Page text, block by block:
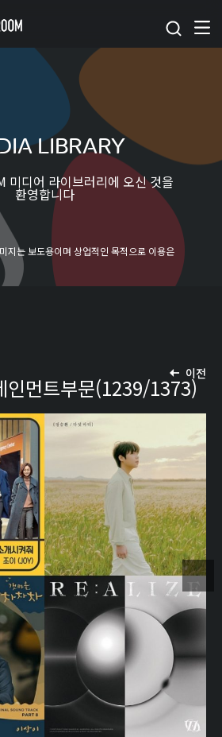
본문 바로가기
LIBRARY
미디어 라이브러리에 오신 것을
환영합니다
지는 보도용이며 상업적인 목적으로 이용은
이전
인먼트부문(1239/1373)